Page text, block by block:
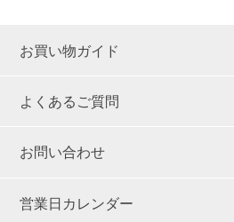
お買い物ガイド
よくあるご質問
お問い合わせ
営業日カレンダー